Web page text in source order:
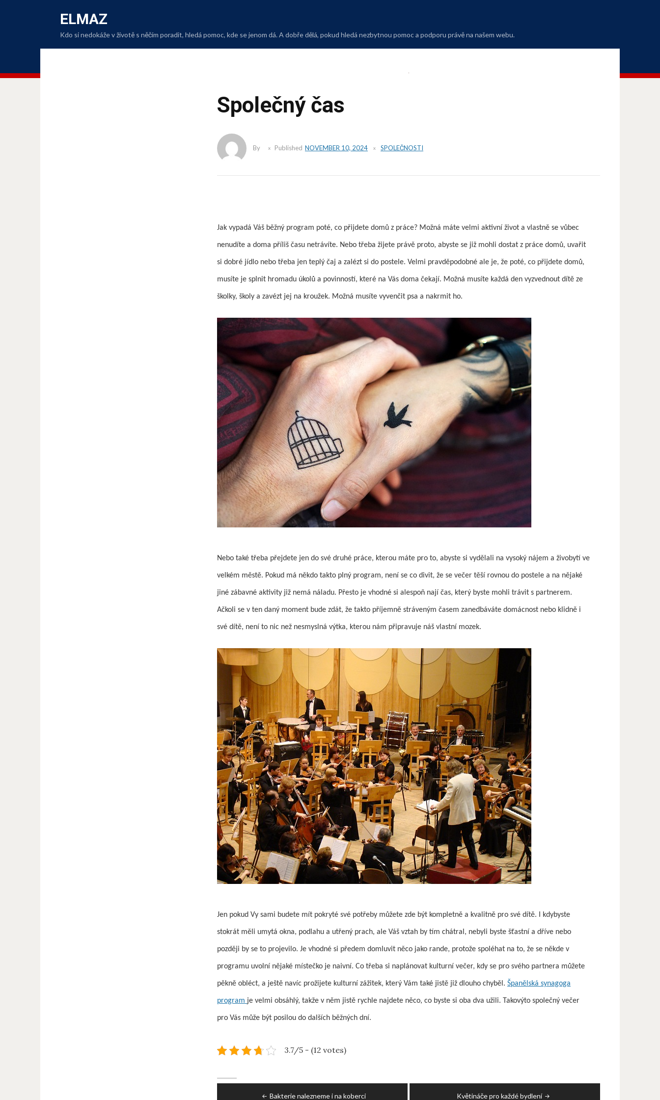
ELMAZ
Kdo si nedokáže v životě s něčím poradit, hledá pomoc, kde se jenom dá. A dobře dělá, pokud hledá nezbytnou pomoc a podporu právě na našem webu.
Společný čas
By Published NOVEMBER 10, 2024 SPOLEČNOSTI
Jak vypadá Váš běžný program poté, co přijdete domů z práce? Možná máte velmi aktivní život a vlastně se vůbec
nenudíte a doma příliš času netrávíte. Nebo třeba žijete právě proto, abyste se již mohli dostat z práce domů, uvařit
si dobré jídlo nebo třeba jen teplý čaj a zalézt si do postele. Velmi pravděpodobné ale je, že poté, co přijdete domů,
musíte je splnit hromadu úkolů a povinností, které na Vás doma čekají. Možná musíte každá den vyzvednout dítě ze
školky, školy a zavézt jej na kroužek. Možná musíte vyvenčit psa a nakrmit ho.
Nebo také třeba přejdete jen do své druhé práce, kterou máte pro to, abyste si vydělali na vysoký nájem a živobytí ve
velkém městě. Pokud má někdo takto plný program, není se co divit, že se večer těší rovnou do postele a na nějaké
jiné zábavné aktivity již nemá náladu. Přesto je vhodné si alespoň nají čas, který byste mohli trávit s partnerem.
Ačkoli se v ten daný moment bude zdát, že takto příjemně stráveným časem zanedbáváte domácnost nebo klidně i
své dítě, není to nic než nesmyslná výtka, kterou nám připravuje náš vlastní mozek.
Jen pokud Vy sami budete mít pokryté své potřeby můžete zde být kompletně a kvalitně pro své dítě. I kdybyste
stokrát měli umytá okna, podlahu a utřený prach, ale Váš vztah by tím chátral, nebyli byste šťastní a dříve nebo
později by se to projevilo. Je vhodné si předem domluvit něco jako rande, protože spoléhat na to, že se někde v
programu uvolní nějaké místečko je naivní. Co třeba si naplánovat kulturní večer, kdy se pro svého partnera můžete
pěkně obléct, a ještě navíc prožijete kulturní zážitek, který Vám také jistě již dlouho chyběl. Španělská synagoga
program je velmi obsáhlý, takže v něm jistě rychle najdete něco, co byste si oba dva užili. Takovýto společný večer
pro Vás může být posilou do dalších běžných dní.
3.7/5 - (12 votes)
Bakterie nalezneme i na koberci Květináče pro každé bydlení